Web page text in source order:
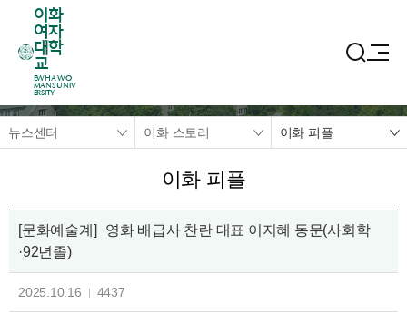
이화
여자
대학
교
EWHA WO
MANS UNIV
ERSITY
뉴스센터 이화 스토리 이화 피플
이화 피플
[문화예술계]
영화 배급사 찬란 대표 이지혜 동문(사회학
·92년졸)
2025.10.16 4437